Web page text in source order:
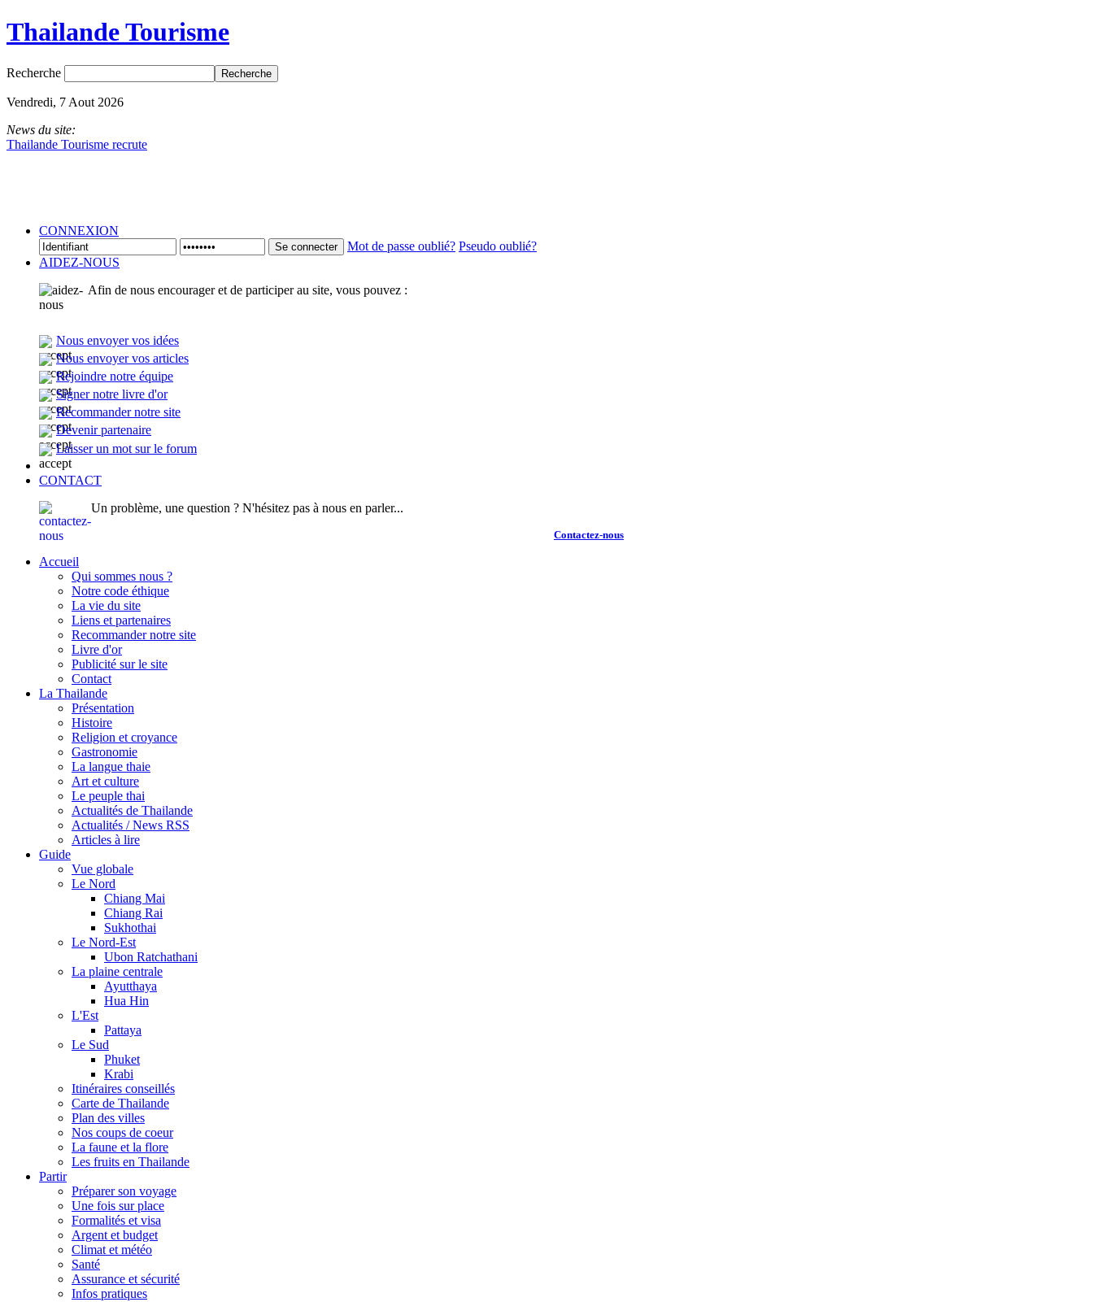
Thailande Tourisme
Recherche
Vendredi, 7 Aout 2026
News du site:
Thailande Tourisme recrute
CONNEXION
Se connecter Mot de passe oublié? Pseudo oublié?
AIDEZ-NOUS
Afin de nous encourager et de participer au site, vous pouvez :
Nous envoyer vos idées
Nous envoyer vos articles
Rejoindre notre équipe
Signer notre livre d'or
Recommander notre site
Devenir partenaire
Laisser un mot sur le forum
CONTACT
Un problème, une question ? N'hésitez pas à nous en parler...
Contactez-nous
Accueil
Qui sommes nous ?
Notre code éthique
La vie du site
Liens et partenaires
Recommander notre site
Livre d'or
Publicité sur le site
Contact
La Thailande
Présentation
Histoire
Religion et croyance
Gastronomie
La langue thaie
Art et culture
Le peuple thai
Actualités de Thailande
Actualités / News RSS
Articles à lire
Guide
Vue globale
Le Nord
Chiang Mai
Chiang Rai
Sukhothai
Le Nord-Est
Ubon Ratchathani
La plaine centrale
Ayutthaya
Hua Hin
L'Est
Pattaya
Le Sud
Phuket
Krabi
Itinéraires conseillés
Carte de Thailande
Plan des villes
Nos coups de coeur
La faune et la flore
Les fruits en Thailande
Partir
Préparer son voyage
Une fois sur place
Formalités et visa
Argent et budget
Climat et météo
Santé
Assurance et sécurité
Infos pratiques